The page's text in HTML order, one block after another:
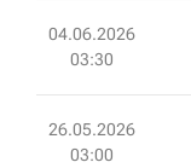
04.06.2026
03:30
26.05.2026
03:00